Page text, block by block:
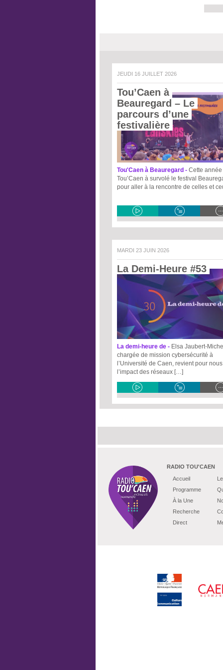
JEUDI 16 JUILLET 2026
Tou’Caen à
Beauregard – Le
parcours d’une
festivalière
Tou'Caen à Beauregard - Cette année
Tou’Caen à survolé le festival
pour aller à la rencontre de celles et
MARDI 23 JUIN 2026
La Demi-Heure #53
La demi-heure de - Elsa Jaubert-
chargée de mission cybersécurité à
l’Université de Caen, revient pour
l’impact des réseaux […]
RADIO TOU'CAEN
Accueil
Programme
À la Une
Recherche
Direct